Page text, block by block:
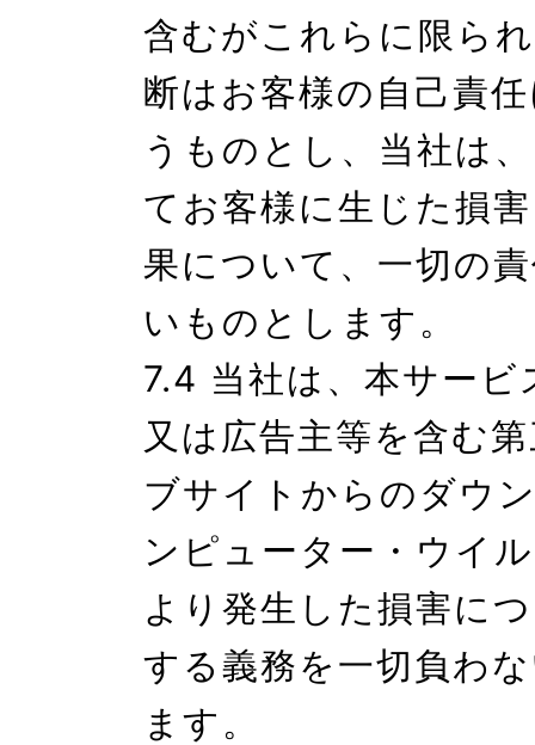
含むがこれらに限ら
断はお客様の自己責
うものとし、当社は
てお客様に生じた損
果について、一切の
いものとします。
7.4 当社は、本サービ
又は広告主等を含む
ブサイトからのダウ
ンピューター・ウイ
より発生した損害に
する義務を一切負わ
ます。